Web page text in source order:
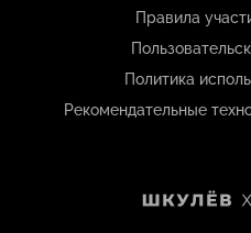
Правила
Политика
Рекомендательные